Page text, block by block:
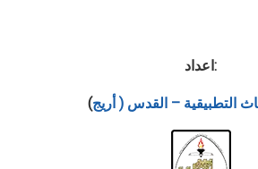
اعداد:
التطبيقية – القدس ( أريج)